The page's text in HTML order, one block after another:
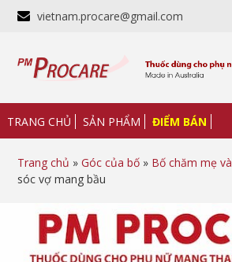
vietnam.procare@gmail.com
TRANG CHỦ SẢN PHẨM ĐIỂM BÁN
Trang chủ »Góc của bố » Bố chăm mẹ
sóc vợ mang bầu